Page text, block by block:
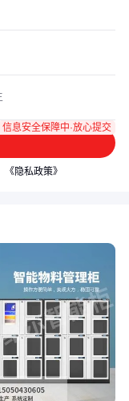
信息安全保障中·放心提交
《隐私政策》